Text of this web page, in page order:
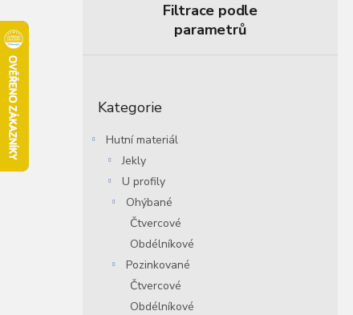
Filtrace podle
parametrů
kategorie
Kategorie
Hutní materiál
Jekly
U profily
Ohýbané
Čtvercové
Obdélníkové
Pozinkované
Čtvercové
Obdélníkové